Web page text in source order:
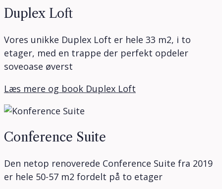
Duplex Loft
Vores unikke Duplex Loft er hele 33 m2, i to
etager, med en trappe der perfekt opdeler
soveoase øverst
Læs mere og book Duplex Loft
Conference Suite
Den netop renoverede Conference Suite fra 2019
er hele 50-57 m2 fordelt på to etager